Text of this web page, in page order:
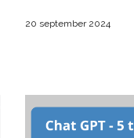
vooral voor MKB
van je plan en de
je niet alleen een
de belofte intern
20 september 2024